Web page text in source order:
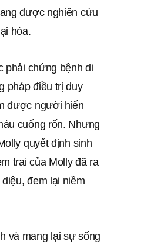
được nghiên cứu
hóa.‎
phải chứng bệnh di
pháp điều trị duy
được người hiến
cuống rốn. Nhưng
quyết định sinh
trai của Molly đã ra
đem lại niềm
và mang lại sự sống